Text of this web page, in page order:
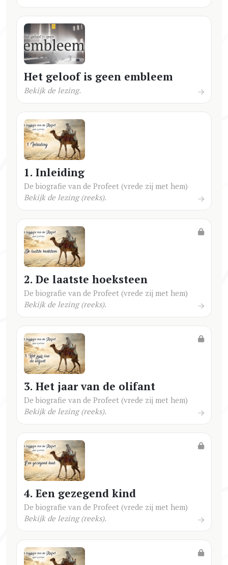
Het geloof is geen embleem
Bekijk de lezing.
1. Inleiding
De biografie van de Profeet (vrede zij met hem)
Bekijk de lezing (reeks).
2. De laatste hoeksteen
De biografie van de Profeet (vrede zij met hem)
Bekijk de lezing (reeks).
3. Het jaar van de olifant
De biografie van de Profeet (vrede zij met hem)
Bekijk de lezing (reeks).
4. Een gezegend kind
De biografie van de Profeet (vrede zij met hem)
Bekijk de lezing (reeks).